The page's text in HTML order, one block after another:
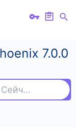
7.0.0
Найдите курс или автора. Сейчас ищут